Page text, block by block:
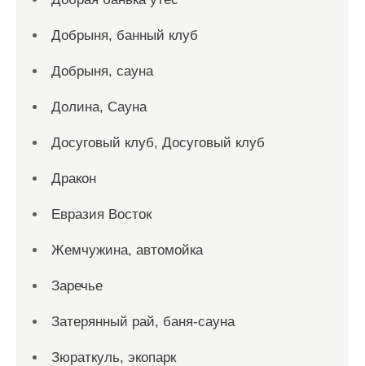
Добрыня, банный клуб
Добрыня, сауна
Долина, Сауна
Досуговый клуб, Досуговый клуб
Дракон
Евразия Восток
Жемчужина, автомойка
Заречье
Затерянный рай, баня-сауна
Зюраткуль, экопарк